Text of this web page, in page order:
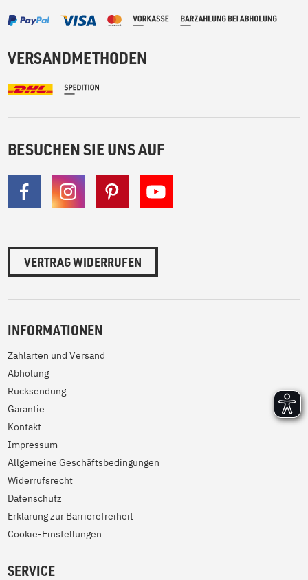
VERSANDMETHODEN
BESUCHEN SIE UNS AUF
VERTRAG WIDERRUFEN
INFORMATIONEN
Zahlarten und Versand
Abholung
Rücksendung
Garantie
Kontakt
Impressum
Allgemeine Geschäftsbedingungen
Widerrufsrecht
Datenschutz
Erklärung zur Barrierefreiheit
Cookie-Einstellungen
SERVICE